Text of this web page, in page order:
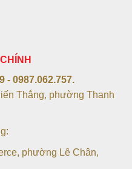
- 0987.062.757.
Thắng, phường Thanh
phường Lê Chân,